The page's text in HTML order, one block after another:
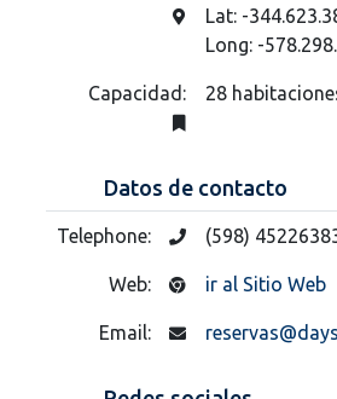
Lat: -
Long: -
Capacidad: 28
Datos de contacto
Telephone: (598)
Web: ir al Sitio Web
Email: